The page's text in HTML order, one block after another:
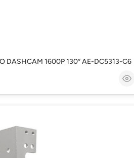
DASHCAM 1600P 130° AE-DC5313-C6